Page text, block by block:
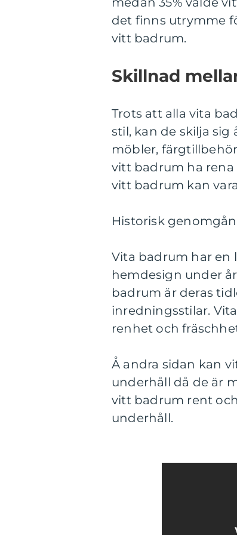
det finns utrymme
vitt badrum.
Skillnad
Trots att alla vita
stil, kan de skilja sig
möbler,
vitt badrum ha
vitt badrum kan
Historisk
Vita badrum har en
hemdesign under
badrum är deras
inredningsstilar.
renhet och
Å andra sidan kan
underhåll då de är
vitt badrum rent
underhåll.